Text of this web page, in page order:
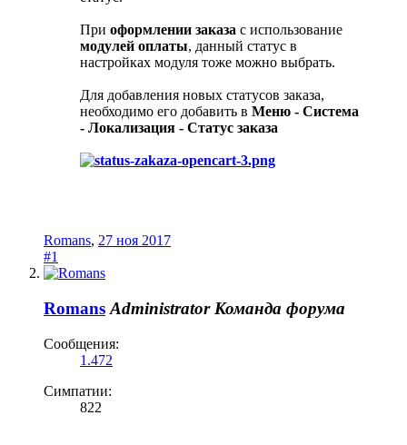
При оформлении заказа с использование
модулей оплаты, данный статус в
настройках модуля тоже можно выбрать.
Для добавления новых статусов заказа,
необходимо его добавить в Меню - Система
- Локализация - Статус заказа
Romans, 27 ноя 2017
#1
Romans Administrator Команда форума
Сообщения:
1.472
Симпатии:
822